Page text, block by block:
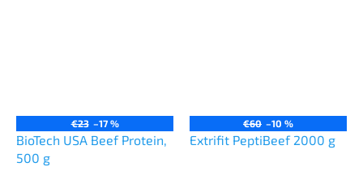
€23 –17 %
BioTech USA Beef Protein,
500 g
€60 –10 %
Extrifit PeptiBeef 2000 g